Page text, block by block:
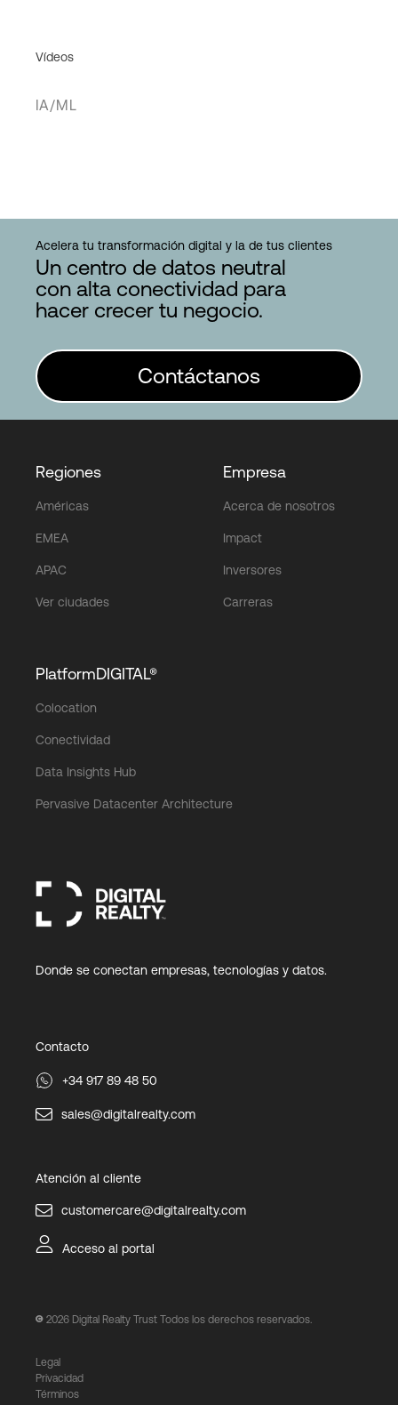
Vídeos
IA/ML
Acelera tu transformación digital y la de tus clientes
Un centro de datos neutral
con alta conectividad para
hacer crecer tu negocio.
Contáctanos
Regiones
Américas
EMEA
APAC
Ver ciudades
Empresa
Acerca de nosotros
Impact
Inversores
Carreras
PlatformDIGITAL®
Colocation
Conectividad
Data Insights Hub
Pervasive Datacenter Architecture
Donde se conectan empresas, tecnologías y datos.
Contacto
+34 917 89 48 50
sales@digitalrealty.com
Atención al cliente
customercare@digitalrealty.com
Acceso al portal
2026 Digital Realty Trust Todos los derechos reservados.
Legal
Privacidad
Términos